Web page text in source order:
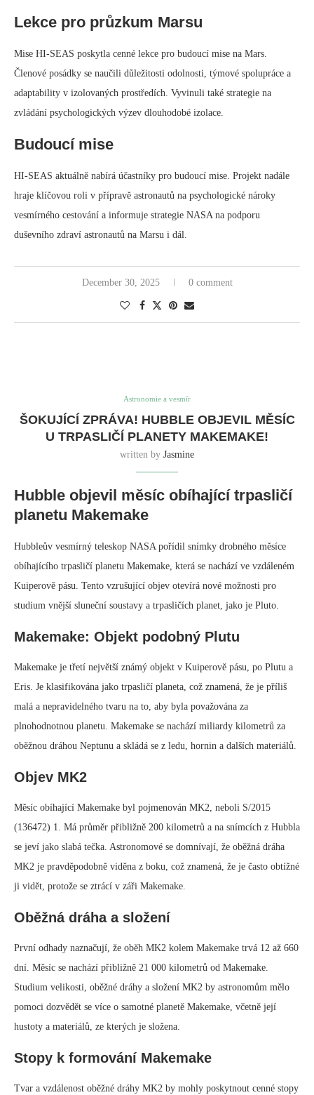
Lekce pro průzkum Marsu
Mise HI-SEAS poskytla cenné lekce pro budoucí mise na Mars.
Členové posádky se naučili důležitosti odolnosti, týmové spolupráce a
adaptability v izolovaných prostředích. Vyvinuli také strategie na
zvládání psychologických výzev dlouhodobé izolace.
Budoucí mise
HI-SEAS aktuálně nabírá účastníky pro budoucí mise. Projekt nadále
hraje klíčovou roli v přípravě astronautů na psychologické nároky
vesmírného cestování a informuje strategie NASA na podporu
duševního zdraví astronautů na Marsu i dál.
December 30, 2025 0 comment
Astronomie a vesmír
ŠOKUJÍCÍ ZPRÁVA! HUBBLE OBJEVIL MĚSÍC
U TRPASLIČÍ PLANETY MAKEMAKE!
written by Jasmine
Hubble objevil měsíc obíhající trpasličí
planetu Makemake
Hubbleův vesmírný teleskop NASA pořídil snímky drobného měsíce
obíhajícího trpasličí planetu Makemake, která se nachází ve vzdáleném
Kuiperově pásu. Tento vzrušující objev otevírá nové možnosti pro
studium vnější sluneční soustavy a trpasličích planet, jako je Pluto.
Makemake: Objekt podobný Plutu
Makemake je třetí největší známý objekt v Kuiperově pásu, po Plutu a
Eris. Je klasifikována jako trpasličí planeta, což znamená, že je příliš
malá a nepravidelného tvaru na to, aby byla považována za
plnohodnotnou planetu. Makemake se nachází miliardy kilometrů za
oběžnou dráhou Neptunu a skládá se z ledu, hornin a dalších materiálů.
Objev MK2
Měsíc obíhající Makemake byl pojmenován MK2, neboli S/2015
(136472) 1. Má průměr přibližně 200 kilometrů a na snímcích z Hubbla
se jeví jako slabá tečka. Astronomové se domnívají, že oběžná dráha
MK2 je pravděpodobně viděna z boku, což znamená, že je často obtížné
ji vidět, protože se ztrácí v záři Makemake.
Oběžná dráha a složení
První odhady naznačují, že oběh MK2 kolem Makemake trvá 12 až 660
dní. Měsíc se nachází přibližně 21 000 kilometrů od Makemake.
Studium velikosti, oběžné dráhy a složení MK2 by astronomům mělo
pomoci dozvědět se více o samotné planetě Makemake, včetně její
hustoty a materiálů, ze kterých je složena.
Stopy k formování Makemake
Tvar a vzdálenost oběžné dráhy MK2 by mohly poskytnout cenné stopy